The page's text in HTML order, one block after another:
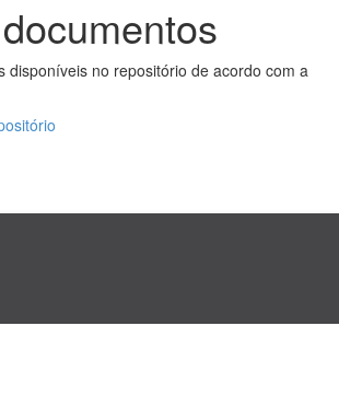
disponíveis no repositório de acordo com a